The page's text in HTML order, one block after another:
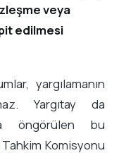
veya
edilmesi
yargılamanın
Yargıtay da
öngörülen bu
Komisyonu